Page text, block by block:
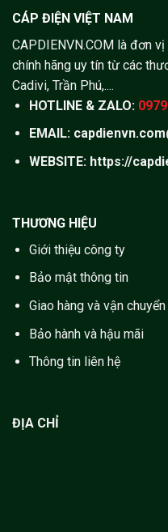
CÁP ĐIỆN VIỆT NAM
CAPDIENVN.COM là đơn
chính hãng uy tín từ các
Cadivi, Trần Phú,....
HOTLINE & ZALO:
EMAIL:
WEBSITE: https://
THƯƠNG HIỆU
Giới thiệu công ty
Bảo mật thông tin
Giao hàng và vận chuyển
Bảo hành và hậu mãi
Thông tin liên hệ
ĐỊA CHỈ